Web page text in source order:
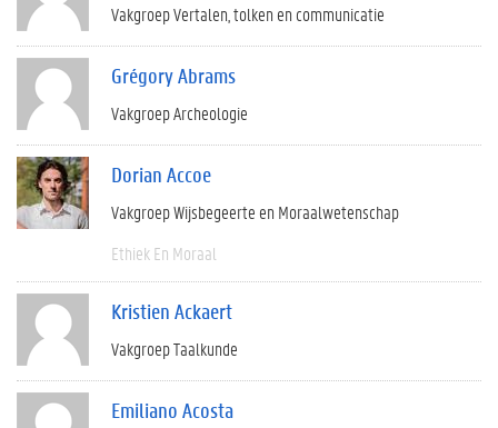
Vakgroep Vertalen, tolken en communicatie
Grégory Abrams
Vakgroep Archeologie
Dorian Accoe
Vakgroep Wijsbegeerte en Moraalwetenschap
Ethiek En Moraal
Kristien Ackaert
Vakgroep Taalkunde
Emiliano Acosta